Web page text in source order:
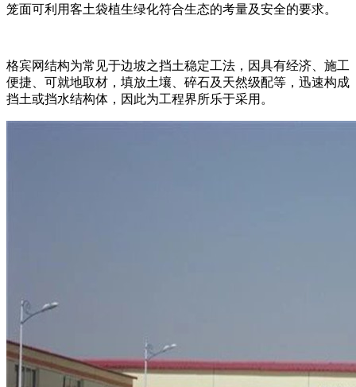
笼面可利用客土袋植生绿化符合生态的考量及安全的要求。
格宾网结构为常见于边坡之挡土稳定工法，因具有经济、施工
便捷、可就地取材，填放土壤、碎石及天然级配等，迅速构成
挡土或挡水结构体，因此为工程界所乐于采用。